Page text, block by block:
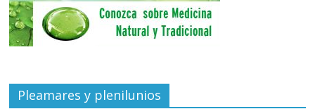
Pleamares y plenilunios